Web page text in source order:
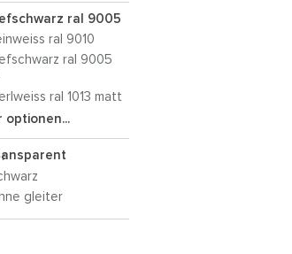
ral 9005
ral 9010
ral 9005
ral 1013 matt
optionen...
gleiter